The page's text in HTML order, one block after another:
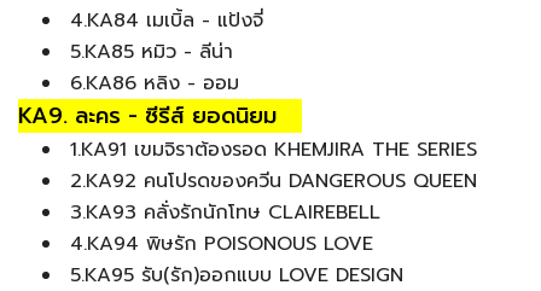
4.KA84 เมเบิ้ล - แป้งจี่
5.KA85 หมิว - ลีน่า
6.KA86 หลิง - ออม
KA9. ละคร - ซีรีส์ ยอดนิยม
1.KA91 เขมจิราต้องรอด KHEMJIRA THE SERIES
2.KA92 คนโปรดของควีน DANGEROUS QUEEN
3.KA93 คลั่งรักนักโทษ CLAIREBELL
4.KA94 พิษรัก POISONOUS LOVE
5.KA95 รับ(รัก)ออกแบบ LOVE DESIGN